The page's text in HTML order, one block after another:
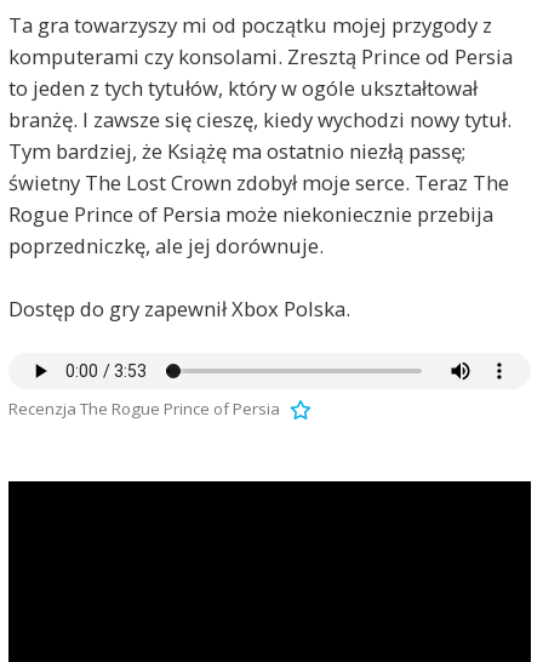
Ta gra towarzyszy mi od początku mojej przygody z
komputerami czy konsolami. Zresztą Prince od Persia
to jeden z tych tytułów, który w ogóle ukształtował
branżę. I zawsze się cieszę, kiedy wychodzi nowy tytuł.
Tym bardziej, że Książę ma ostatnio niezłą passę;
świetny The Lost Crown zdobył moje serce. Teraz The
Rogue Prince of Persia może niekoniecznie przebija
poprzedniczkę, ale jej dorównuje.
Dostęp do gry zapewnił Xbox Polska.
Recenzja The Rogue Prince of Persia